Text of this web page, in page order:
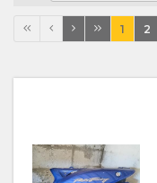
1 2